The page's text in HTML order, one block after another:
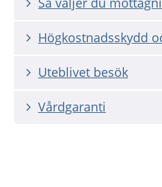
Högkostnadsskydd
Uteblivet besök
Vårdgaranti